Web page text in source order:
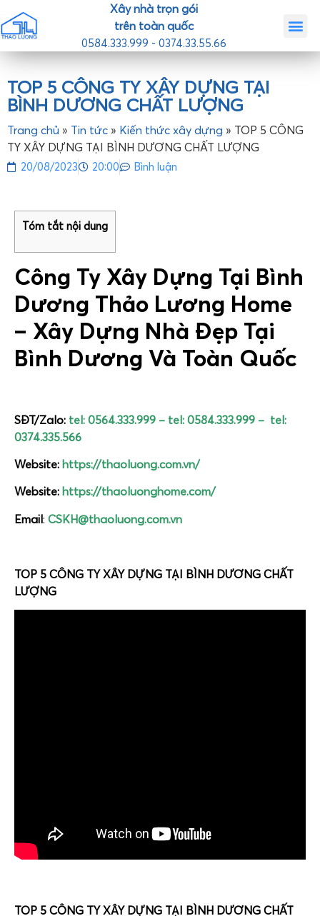
Xây nhà trọn gói
trên toàn quốc
0584.333.999 - 0374.33.55.66
TOP 5 CÔNG TY XÂY DỰNG TẠI
BÌNH DƯƠNG CHẤT LƯỢNG
Trang chủ » Tin tức » Kiến thức xây dựng » TOP 5 CÔNG
TY XÂY DỰNG TẠI BÌNH DƯƠNG CHẤT LƯỢNG
20/08/2023 20:00 Bình luận
Tóm tắt nội dung
Công Ty Xây Dựng Tại Bình
Dương Thảo Lương Home
– Xây Dựng Nhà Đẹp Tại
Bình Dương Và Toàn Quốc
SĐT/Zalo: tel: 0564.333.999 – tel: 0584.333.999 – tel:
0374.335.566
Website: https://thaoluong.com.vn/
Website: https://thaoluonghome.com/
Email: CSKH@thaoluong.com.vn
TOP 5 CÔNG TY XÂY DỰNG TẠI BÌNH DƯƠNG CHẤT
LƯỢNG
TOP 5 CÔNG TY XÂY DỰNG TẠI BÌNH DƯƠNG CHẤT